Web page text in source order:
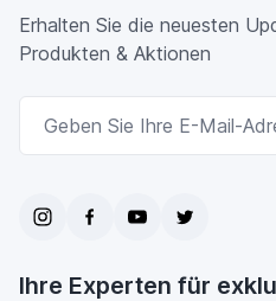
Erhalten Sie die neuesten
Produkten & Aktionen
Ihre Experten für